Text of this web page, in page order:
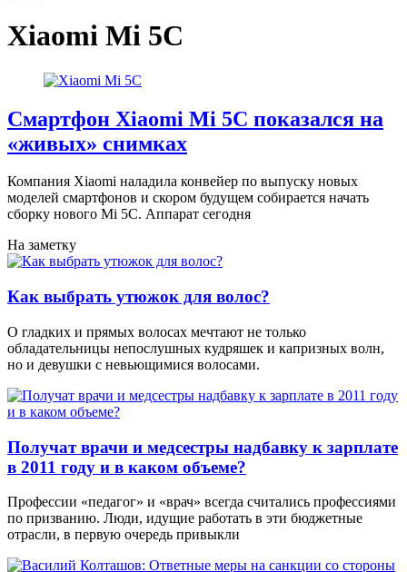
Xiaomi Mi 5C
Смартфон Xiaomi Mi 5C показался на
«живых» снимках
Компания Xiaomi наладила конвейер по выпуску новых
моделей смартфонов и скором будущем собирается начать
сборку нового Mi 5C. Аппарат сегодня
На заметку
Как выбрать утюжок для волос?
О гладких и прямых волосах мечтают не только
обладательницы непослушных кудряшек и капризных волн,
но и девушки с невьющимися волосами.
Получат врачи и медсестры надбавку к зарплате
в 2011 году и в каком объеме?
Профессии «педагог» и «врач» всегда считались профессиями
по призванию. Люди, идущие работать в эти бюджетные
отрасли, в первую очередь привыкли